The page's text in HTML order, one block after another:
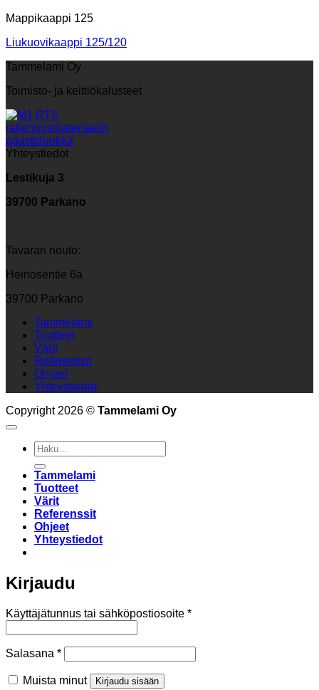
Mappikaappi 125
Liukuovikaappi 125/120
Tammelami Oy
Toimisto- ja keittiökalusteet
Yhteystiedot
Lestikuja 3
39700 Parkano
Tavaran nouto:
Heinosentie 6a
39700 Parkano
Tammelami
Tuotteet
Värit
Referenssit
Ohjeet
Yhteystiedot
Copyright 2026 © Tammelami Oy
Etsi:
Tammelami
Tuotteet
Värit
Referenssit
Ohjeet
Yhteystiedot
Kirjaudu
Käyttäjätunnus tai sähköpostiosoite *Vaaditaan
Salasana *Vaaditaan
Muista minut Kirjaudu sisään